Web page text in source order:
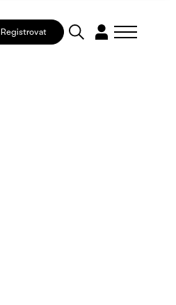
Registrovat